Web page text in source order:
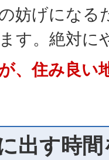
妨げになる
す。絶対に
、住み良い
出す時